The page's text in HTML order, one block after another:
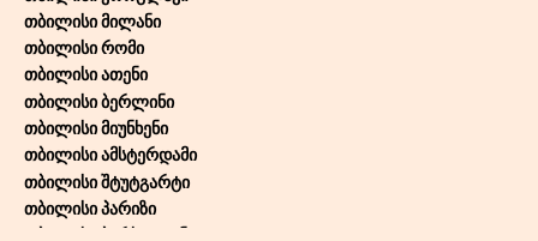
თბილისი მილანი
თბილისი რომი
თბილისი ათენი
თბილისი ბერლინი
თბილისი მიუნხენი
თბილისი ამსტერდამი
თბილისი შტუტგარტი
თბილისი პარიზი